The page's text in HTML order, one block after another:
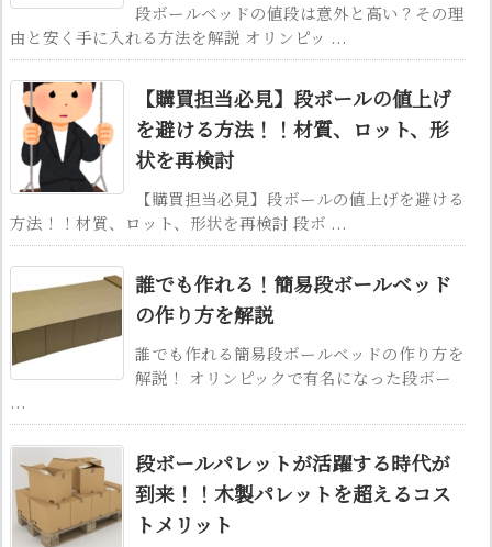
段ボールベッドの値段は意外と高い？その理
由と安く手に入れる方法を解説 オリンピッ ...
【購買担当必見】段ボールの値上げ
を避ける方法！！材質、ロット、形
状を再検討
【購買担当必見】段ボールの値上げを避ける
方法！！材質、ロット、形状を再検討 段ボ ...
誰でも作れる！簡易段ボールベッド
の作り方を解説
誰でも作れる簡易段ボールベッドの作り方を
解説！ オリンピックで有名になった段ボー
...
段ボールパレットが活躍する時代が
到来！！木製パレットを超えるコス
トメリット